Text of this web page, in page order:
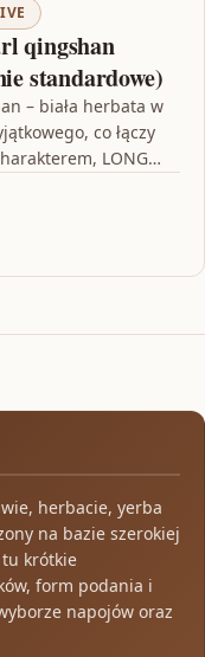
qingshan
standardowe)
– biała herbata w
co łączy
LONG…
herbacie, yerba
na bazie szerokiej
krótkie
form podania i
napojów oraz